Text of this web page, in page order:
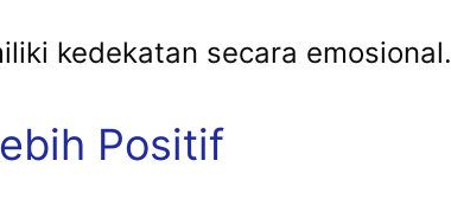
kedekatan secara emosional.
Positif